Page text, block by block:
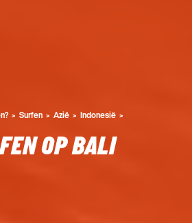
Surfen Azië Indonesië
OP BALI